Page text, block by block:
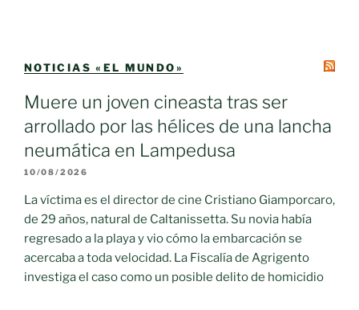
NOTICIAS «EL MUNDO»
Muere un joven cineasta tras ser
arrollado por las hélices de una lancha
neumática en Lampedusa
10/08/2026
La víctima es el director de cine Cristiano Giamporcaro,
de 29 años, natural de Caltanissetta. Su novia había
regresado a la playa y vio cómo la embarcación se
acercaba a toda velocidad. La Fiscalía de Agrigento
investiga el caso como un posible delito de homicidio